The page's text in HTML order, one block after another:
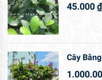
45.000₫
Cây